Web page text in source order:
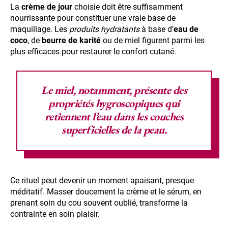
La crème de jour choisie doit être suffisamment
nourrissante pour constituer une vraie base de
maquillage. Les produits hydratantsà base d’eau de
coco, de beurre de karité ou de miel figurent parmi les
plus efficaces pour restaurer le confort cutané.
Le miel, notamment, présente des
propriétés hygroscopiques qui
retiennent l’eau dans les couches
superficielles de la peau.
Ce rituel peut devenir un moment apaisant, presque
méditatif. Masser doucement la crème et le sérum, en
prenant soin du cou souvent oublié, transforme la
contrainte en soin plaisir.